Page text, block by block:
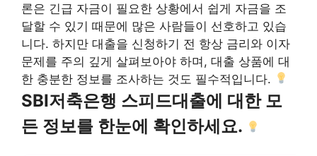
론은 긴급 자금이 필요한 상황에서 쉽게 자금을 조
달할 수 있기 때문에 많은 사람들이 선호하고 있습
니다. 하지만 대출을 신청하기 전 항상 금리와 이자
문제를 주의 깊게 살펴보아야 하며, 대출 상품에 대
한 충분한 정보를 조사하는 것도 필수적입니다.
SBI저축은행 스피드대출에 대한 모
든 정보를 한눈에 확인하세요.